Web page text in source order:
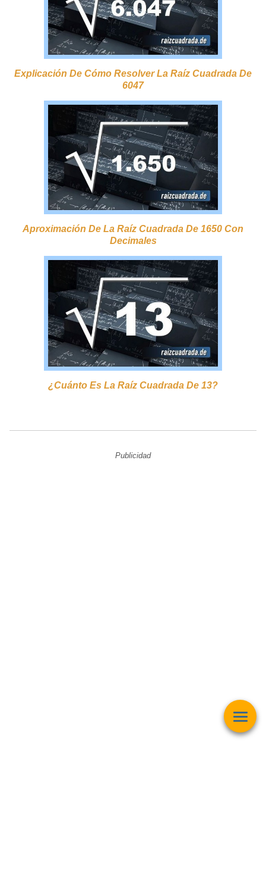
Explicación De Cómo Resolver La Raíz Cuadrada De
6047
Aproximación De La Raíz Cuadrada De 1650 Con
Decimales
¿cuánto Es La Raíz Cuadrada De 13?
Publicidad